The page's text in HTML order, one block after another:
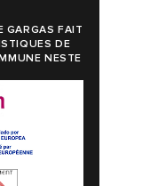
GARGAS FAIT
DE
NESTE